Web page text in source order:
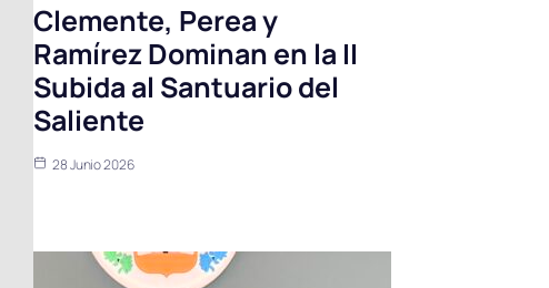
Clemente, Perea y
Ramírez Dominan en la II
Subida al Santuario del
Saliente
28 Junio 2026